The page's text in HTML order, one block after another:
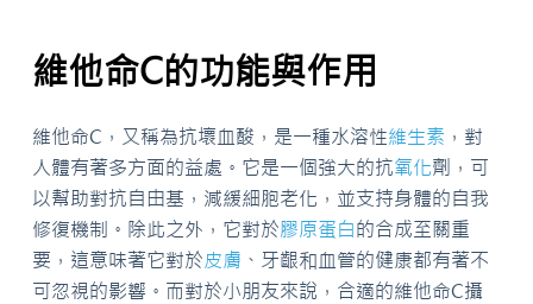
維他命C的功能與作用
維他命C，又稱為抗壞血酸，是一種水溶性維生素 ，對
人體有著多方面的益處。它是一個強大的抗氧化劑，可
以幫助對抗自由基，減緩細胞老化，並支持身體的自我
修復機制。除此之外，它對於膠原蛋白的合成至關重
要，這意味著它對於皮膚 、牙齦和血管的健康都有著不
可忽視的影響。而對於小朋友來說，合適的維他命C攝